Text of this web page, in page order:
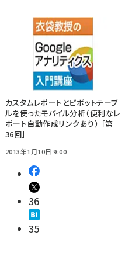
カスタムレポートとピボットテーブ
ルを使ったモバイル分析（便利なレ
ポート自動作成リンクあり） ［第
36回］
2013年1月10日 9:00
36
35